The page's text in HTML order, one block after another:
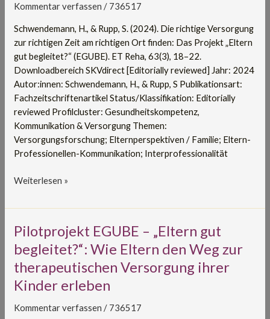
Kommentar verfassen / 736517
Schwendemann, H., & Rupp, S. (2024). Die richtige Versorgung
zur richtigen Zeit am richtigen Ort finden: Das Projekt „Eltern
gut begleitet?“ (EGUBE). ET Reha, 63(3), 18–22.
Downloadbereich SKVdirect [Editorially reviewed] Jahr: 2024
Autor:innen: Schwendemann, H., & Rupp, S Publikationsart:
Fachzeitschriftenartikel Status/Klassifikation: Editorially
reviewed Profilcluster: Gesundheitskompetenz,
Kommunikation & Versorgung Themen:
Versorgungsforschung; Elternperspektiven / Familie; Eltern-
Professionellen-Kommunikation; Interprofessionalität
am
richtigen
finden:
Das
Projekt
„Eltern
begleitet?“
(EGUBE)
Weiterlesen »
Pilotprojekt EGUBE – „Eltern gut
begleitet?“: Wie Eltern den Weg zur
therapeutischen Versorgung ihrer
Kinder erleben
Kommentar verfassen / 736517
Pilotprojekt
EGUBE
–
„Eltern
gut
Wie